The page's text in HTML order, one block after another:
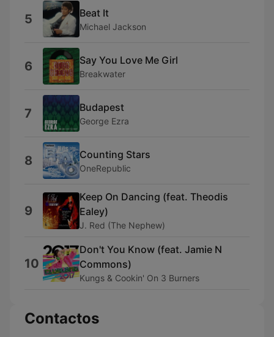
5 Beat It
Michael Jackson
6 Say You Love Me Girl
Breakwater
7 Budapest
George Ezra
8 Counting Stars
OneRepublic
9
Keep On Dancing (feat. Theodis
Ealey)
J. Red (The Nephew)
10
Don't You Know (feat. Jamie N
Commons)
Kungs & Cookin' On 3 Burners
Contactos